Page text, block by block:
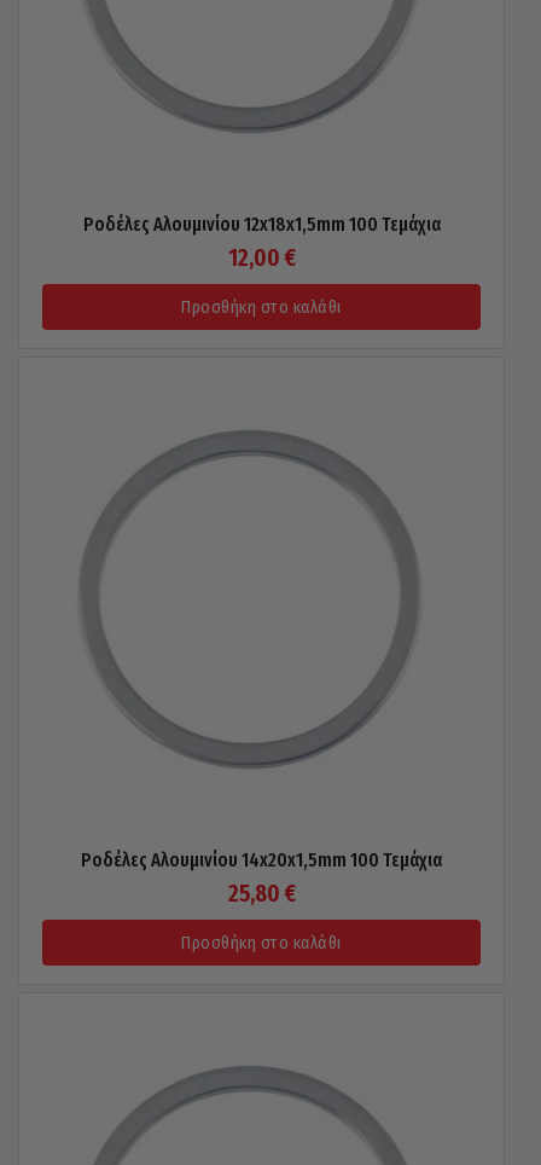
Ροδέλες Αλουμινίου 12x18x1,5mm 100 Τεμάχια
12,00 €
Προσθήκη στο καλάθι
Ροδέλες Αλουμινίου 14x20x1,5mm 100 Τεμάχια
25,80 €
Προσθήκη στο καλάθι